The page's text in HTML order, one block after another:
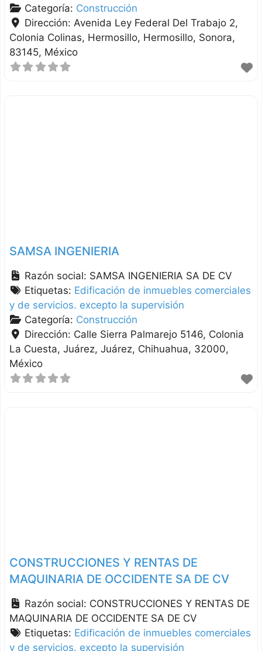
Categoría: Construcción
Dirección: Avenida Ley Federal Del Trabajo 2,
Colonia Colinas, Hermosillo Hermosillo Sonora
83145 México
SAMSA INGENIERIA
Razón social: SAMSA INGENIERIA SA DE CV
Etiquetas: Edificación de inmuebles comerciales
y de servicios. excepto la supervisión
Categoría: Construcción
Dirección: Calle Sierra Palmarejo 5146, Colonia
La Cuesta, Juárez Juárez Chihuahua 32000
México
CONSTRUCCIONES Y RENTAS DE
MAQUINARIA DE OCCIDENTE SA DE CV
Razón social: CONSTRUCCIONES Y RENTAS DE
MAQUINARIA DE OCCIDENTE SA DE CV
Etiquetas: Edificación de inmuebles comerciales
y de servicios. excepto la supervisión